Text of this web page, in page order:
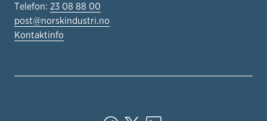
Telefon: 23 08 88 00
post@norskindustri.no
Kontaktinfo